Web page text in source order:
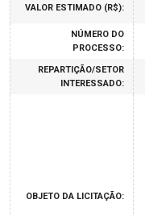
VALOR ESTIMADO (R$):
NÚMERO DO
PROCESSO:
REPARTIÇÃO/SETOR
INTERESSADO:
OBJETO DA LICITAÇÃO: